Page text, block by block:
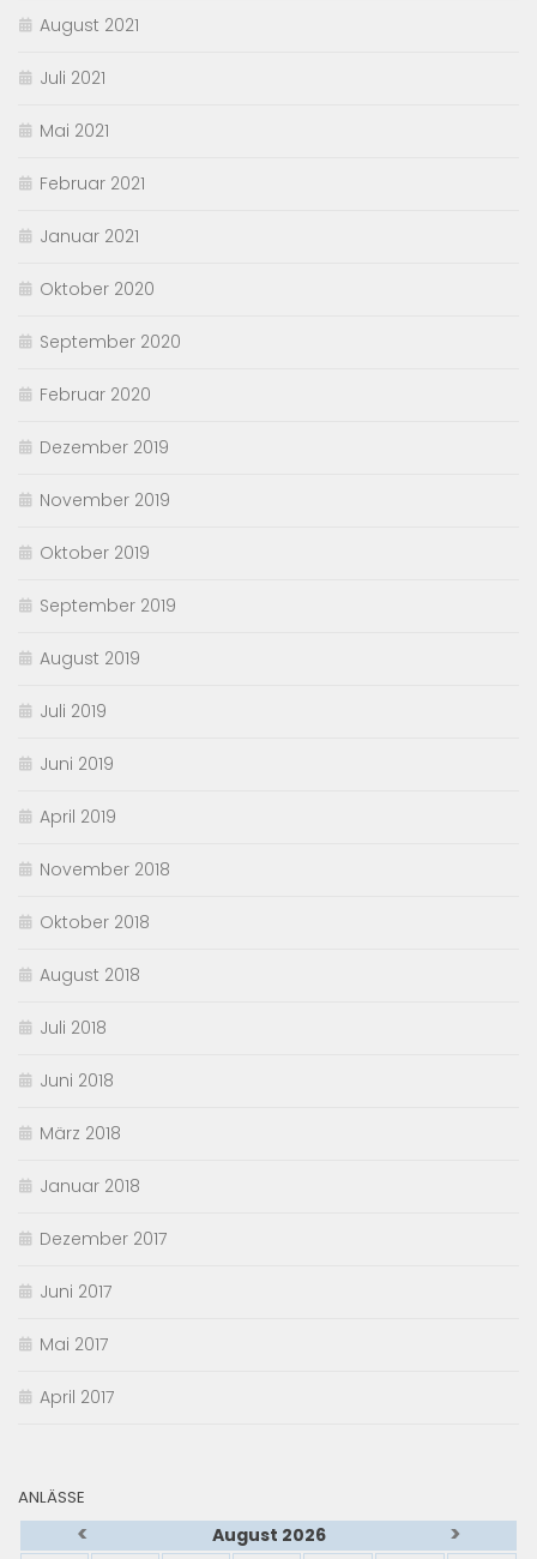
August 2021
Juli 2021
Mai 2021
Februar 2021
Januar 2021
Oktober 2020
September 2020
Februar 2020
Dezember 2019
November 2019
Oktober 2019
September 2019
August 2019
Juli 2019
Juni 2019
April 2019
November 2018
Oktober 2018
August 2018
Juli 2018
Juni 2018
März 2018
Januar 2018
Dezember 2017
Juni 2017
Mai 2017
April 2017
ANLÄSSE
< August 2026 >